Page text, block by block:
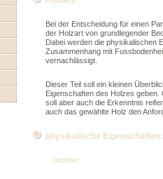
Bei der Entscheidung für einen
der Holzart von grundlegender
Dabei werden die physikalischen
Zusammenhang mit
vernachlässigt.
Dieser Teil soll ein kleinen
Eigenschaften des Holzes geben.
soll aber auch die Erkenntnis
auch das gewählte Holz den
physikalische Eigenschaften:
Dichte: